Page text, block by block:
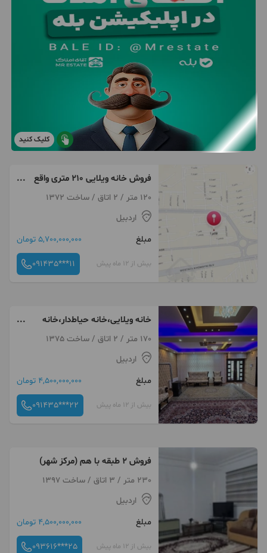
کلیک کنید
فروش خانه ویلایی ۲۱۰ متری واقع
در کوچه قائم ۱
120 متر / 2 اتاق / ساخت 1372
اردبیل
مبلغ
5,700,000,000 تومان
بیش از 12 ماه پیش 091435***11
خانه ویلایی،خانه حیاط‌دار،خانه
خلخال،ویلا خلخال
170 متر / 2 اتاق / ساخت 1375
اردبیل
مبلغ
4,500,000,000 تومان
بیش از 12 ماه پیش 091435***22
فروش ۲ طبقه با هم (مرکز شهر)
230 متر / 3 اتاق / ساخت 1397
اردبیل
مبلغ
4,500,000,000 تومان
بیش از 12 ماه پیش 093616***25